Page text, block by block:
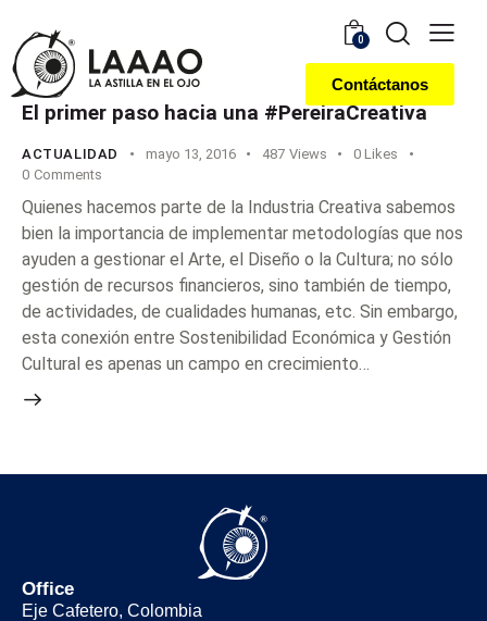
0
Contáctanos
El primer paso hacia una #PereiraCreativa
ACTUALIDAD mayo 13, 2016 487 Views 0 Likes
0 Comments
Quienes hacemos parte de la Industria Creativa sabemos
bien la importancia de implementar metodologías que nos
ayuden a gestionar el Arte, el Diseño o la Cultura; no sólo
gestión de recursos financieros, sino también de tiempo,
de actividades, de cualidades humanas, etc. Sin embargo,
esta conexión entre Sostenibilidad Económica y Gestión
Cultural es apenas un campo en crecimiento…
Office
Eje Cafetero, Colombia